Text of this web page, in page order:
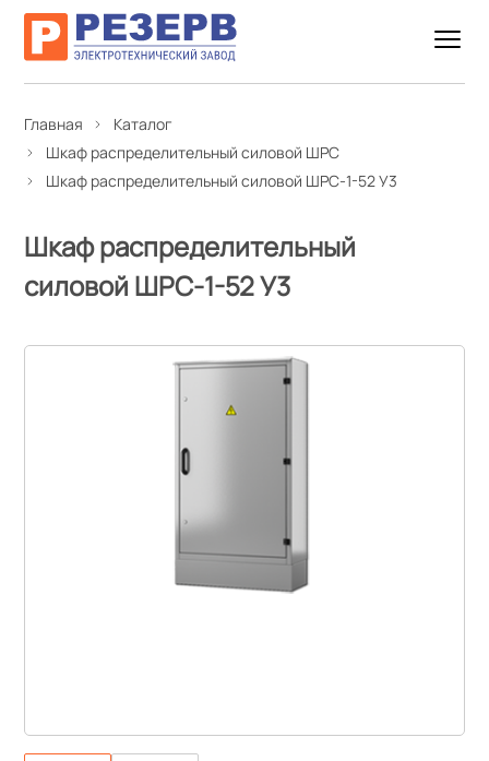
Главная
Каталог
Шкаф распределительный силовой ШРС
Шкаф распределительный силовой ШРС-1-52 У3
Шкаф распределительный
силовой ШРС-1-52 У3